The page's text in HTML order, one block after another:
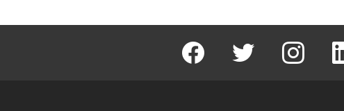
facebook T instagram